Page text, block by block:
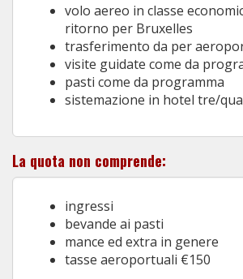
volo aereo in classe
ritorno per Bruxelles
trasferimento da per
visite guidate come da
pasti come da programma
sistemazione in hotel tre/
La quota non comprende:
ingressi
bevande ai pasti
mance ed extra in genere
tasse aeroportuali €150